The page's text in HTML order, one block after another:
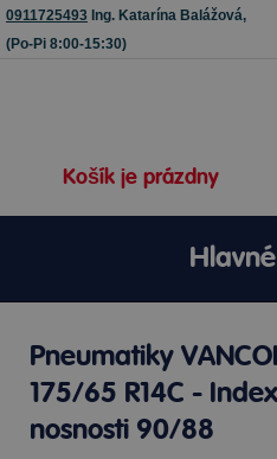
0911725493 Ing. Katarína Balážová,
(Po-Pi 8:00-15:30)
Košík je prázdny
Pneumatiky
175/65 R14C -
nosnosti 90/88